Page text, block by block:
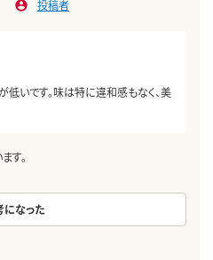
投稿者
いです。味は特に違和感もなく、美
す。
になった